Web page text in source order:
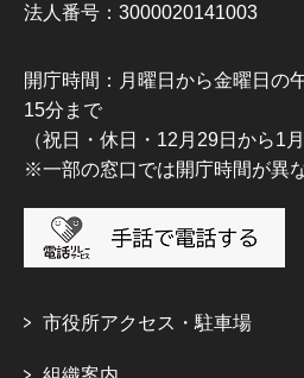
法人番号：3000020141003
開庁時間：月曜日から金曜日の
15分まで
（祝日・休日・12月29日から1
※一部の窓口では開庁時間が異
市役所アクセス・駐車場